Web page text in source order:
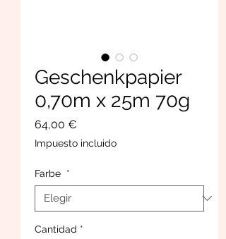
Geschenkpapier
0,70m x 25m 70g
64,00 €
Impuesto incluido
Farbe *
Cantidad *